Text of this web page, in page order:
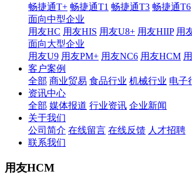
畅捷通T+ 畅捷通T1 畅捷通T3 畅捷通T6
面向中型企业
用友HC 用友HIS 用友U8+ 用友HIIP 用
面向大型企业
用友U9 用友PM+ 用友NC6 用友HCM
客户案例
全部 商业贸易 食品行业 机械行业 电子
资讯中心
全部 媒体报道 行业资讯 企业新闻
关于我们
公司简介 在线留言 在线反馈 人才招聘
联系我们
用友HCM